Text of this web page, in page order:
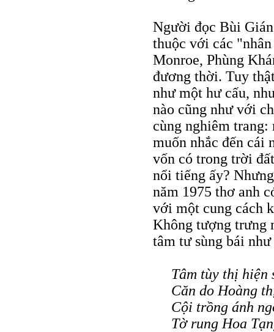
Người đọc Bùi
thuộc với các
Monroe, Phùng
đương thời. Tuy
như một hư cấu,
nào cũng như với
cùng nghiêm trang:
muốn nhắc đến cái
vốn có trong trời
nổi tiếng ấy?
năm 1975 thơ anh
với một cung cách
Không tượng trưng
tâm tư sùng bái
Tâm tùy thị hiện
Căn do Hoàng
Cội trồng ánh
Tờ rung Hoa